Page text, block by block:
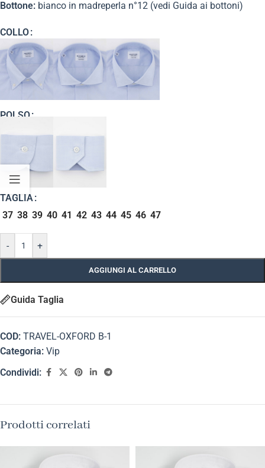
Bottone: bianco in madreperla n°12 (vedi Guida ai bottoni)
COLLO
POLSO
TAGLIA
37 38 39 40 41 42 43 44 45 46 47
- +
AGGIUNGI AL CARRELLO
Guida Taglia
COD: TRAVEL-OXFORD B-1
Categoria: Vip
Condividi:
Prodotti correlati